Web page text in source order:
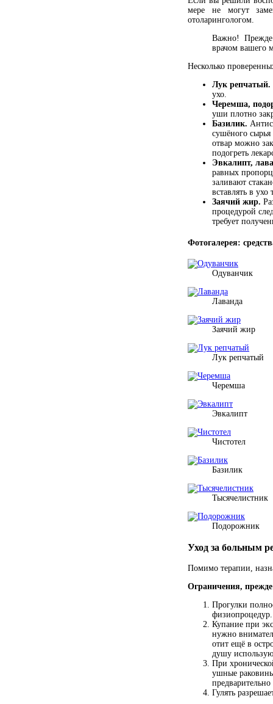
мере не могут
отоларингологом.
Важно! Прежде
врачом вашего
Несколько
Лук репчатый.
ухо.
Черемша,
уши плотно
Базилик.
сушёного
отвар можно
подогреть
Эвкалипт,
равных
заливают
вставлять в
Заячий жир.
процедурой
требует
Фотогалерея:
Одуванчик
Лаванда
Заячий жир
Лук репчатый
Черемша
Эвкалипт
Чистотел
Базилик
Тысячелистник
Подорожник
Уход за больным
Помимо терапии,
Ограничения,
Прогулки
физиопроцедур.
Купание при
нужно
отит ещё в
душу
При
ушные
Гулять